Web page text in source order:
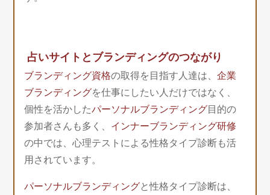
占いサイトとブランディングのつながり
ブランディング資格の取得を目指す人達は、企業
ブランディングを仕事にしたい人だけではなく、
個性を活かしたパーソナルブランディング目的の
参加者さんも多く、 インナーブランディング研修
の中では、心理テストによる性格タイプ診断も活
用されています。
パーソナルブランディングと性格タイプ診断は、